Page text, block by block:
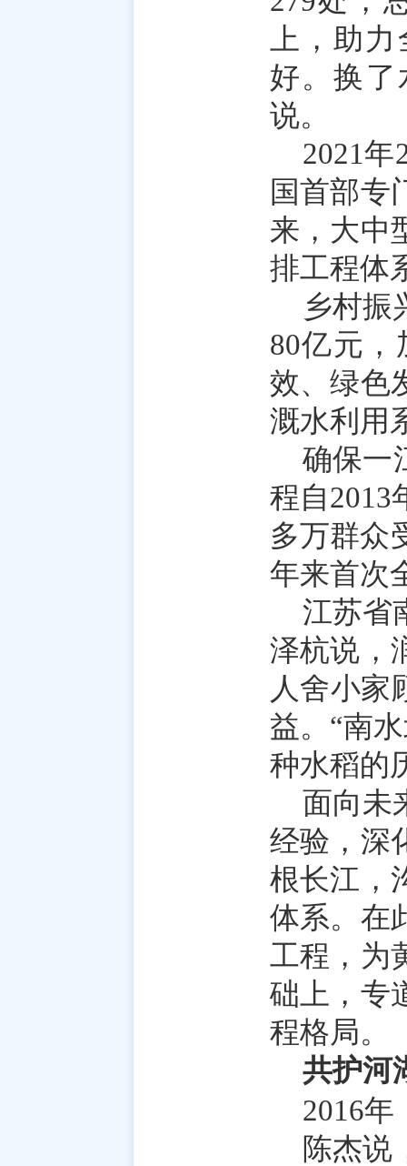
上，助
好。换
说。
2021
国首部专
来，大中
排工程体
乡村振
80亿元
效、绿色
溉水利用
确保一
程自2013
多万群众
年来首次
江苏省
泽杭说，
人舍小家
益。“南
种水稻的
面向未
经验，深
根长江，
体系。在
工程，为
础上，专
程格局。
共护河
2016
陈杰说